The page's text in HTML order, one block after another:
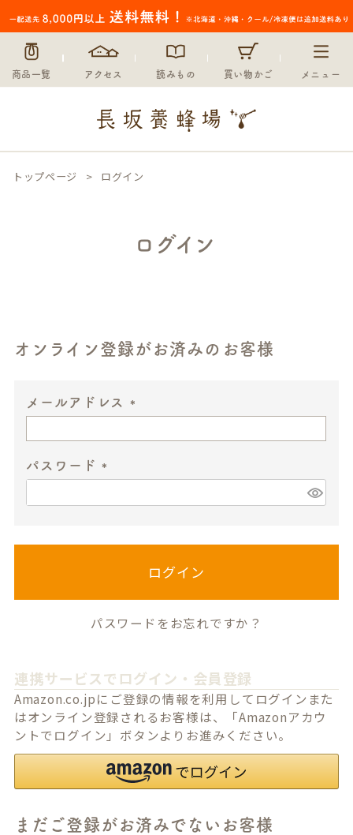
商品一覧 アクセス 読みもの 買い物かご メニュー
トップページ ログイン
ログイン
オンライン登録がお済みのお客様
メールアドレス
パスワード
必
ログイン
パスワードをお忘れですか？
連携サービスでログイン・会員登録
Amazon.co.jpにご登録の情報を利用してログインまた
はオンライン登録されるお客様は、「Amazonアカウ
ントでログイン」ボタンよりお進みください。
まだご登録がお済みでないお客様